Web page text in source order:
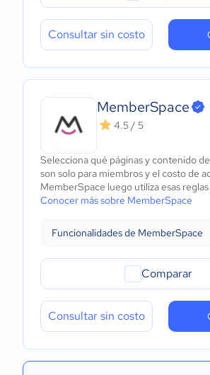
Consultar sin costo
MemberSpace
4.5 / 5
Selecciona qué páginas y contenido
son solo para miembros y el costo de
MemberSpace luego utiliza esas
Conocer más sobre MemberSpace
Funcionalidades de MemberSpace
Comparar
Consultar sin costo